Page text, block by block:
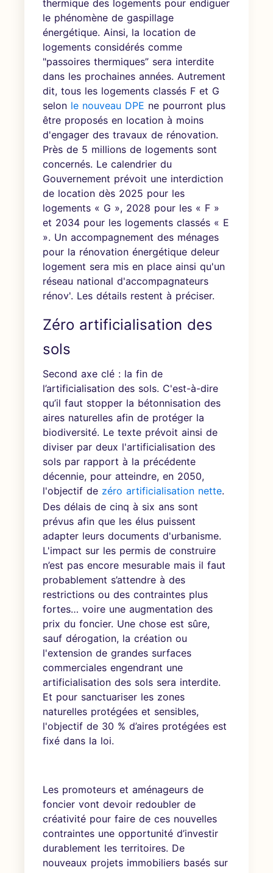
thermique des logements pour endiguer
le phénomène de gaspillage
énergétique. Ainsi, la location de
logements considérés comme
"passoires thermiques” sera interdite
dans les prochaines années. Autrement
dit, tous les logements classés F et G
selon le nouveau DPE ne pourront plus
être proposés en location à moins
d'engager des travaux de rénovation.
Près de 5 millions de logements sont
concernés. Le calendrier du
Gouvernement prévoit une interdiction
de location dès 2025 pour les
logements « G », 2028 pour les « F »
et 2034 pour les logements classés « E
». Un accompagnement des ménages
pour la rénovation énergétique deleur
logement sera mis en place ainsi qu'un
réseau national d'accompagnateurs
rénov'. Les détails restent à préciser.
Zéro artificialisation des
sols
Second axe clé : la fin de
l’artificialisation des sols. C'est-à-dire
qu’il faut stopper la bétonnisation des
aires naturelles afin de protéger la
biodiversité. Le texte prévoit ainsi de
diviser par deux l'artificialisation des
sols par rapport à la précédente
décennie, pour atteindre, en 2050,
l'objectif de zéro artificialisation nette.
Des délais de cinq à six ans sont
prévus afin que les élus puissent
adapter leurs documents d'urbanisme.
L'impact sur les permis de construire
n’est pas encore mesurable mais il faut
probablement s’attendre à des
restrictions ou des contraintes plus
fortes… voire une augmentation des
prix du foncier. Une chose est sûre,
sauf dérogation, la création ou
l'extension de grandes surfaces
commerciales engendrant une
artificialisation des sols sera interdite.
Et pour sanctuariser les zones
naturelles protégées et sensibles,
l'objectif de 30 % d’aires protégées est
fixé dans la loi.
Les promoteurs et aménageurs de
foncier vont devoir redoubler de
créativité pour faire de ces nouvelles
contraintes une opportunité d’investir
durablement les territoires. De
nouveaux projets immobiliers basés sur